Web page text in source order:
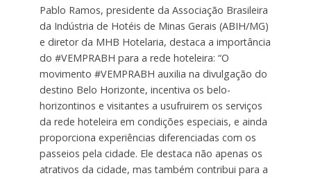
Pablo Ramos, presidente da Associação Brasileira
da Indústria de Hotéis de Minas Gerais (ABIH/MG)
e diretor da MHB Hotelaria, destaca a importância
do #VEMPRABH para a rede hoteleira: “O
movimento #VEMPRABH auxilia na divulgação do
destino Belo Horizonte, incentiva os belo-
horizontinos e visitantes a usufruirem os serviços
da rede hoteleira em condições especiais, e ainda
proporciona experiências diferenciadas com os
passeios pela cidade. Ele destaca não apenas os
atrativos da cidade, mas também contribui para a